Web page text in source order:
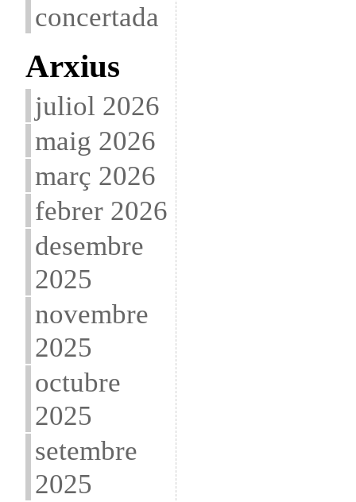
concertada
Arxius
juliol 2026
maig 2026
març 2026
febrer 2026
desembre
2025
novembre
2025
octubre
2025
setembre
2025